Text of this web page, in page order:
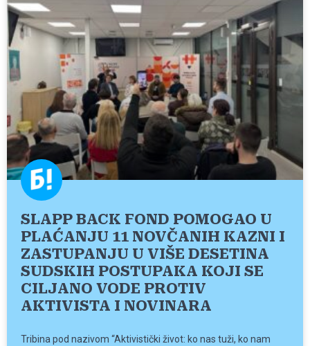
SLAPP BACK FOND POMOGAO U
PLAĆANJU 11 NOVČANIH KAZNI I
ZASTUPANJU U VIŠE DESETINA
SUDSKIH POSTUPAKA KOJI SE
CILJANO VODE PROTIV
AKTIVISTA I NOVINARA
Tribina pod nazivom “Aktivistički život: ko nas tuži, ko nam